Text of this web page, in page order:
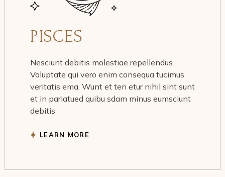
PISCES
Nesciunt debitis molestiae repellendus.
Voluptate qui vero enim consequa tucimus
veritatis ema. Wunt et ten etur nihil sint sunt
et in pariatued quibu sdam minus eumsciunt
debitis
LEARN MORE